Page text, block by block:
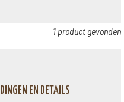
1 product gevonden
EN DETAILS